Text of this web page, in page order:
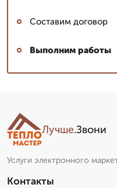
Составим договор
Выполним работы
Лучше.Звони
Услуги электронного
Контакты